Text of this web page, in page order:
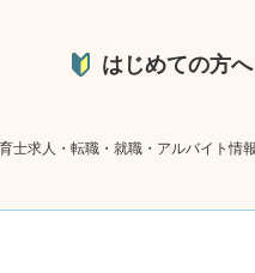
はじめての方へ
士求人・転職・就職・アルバイト情